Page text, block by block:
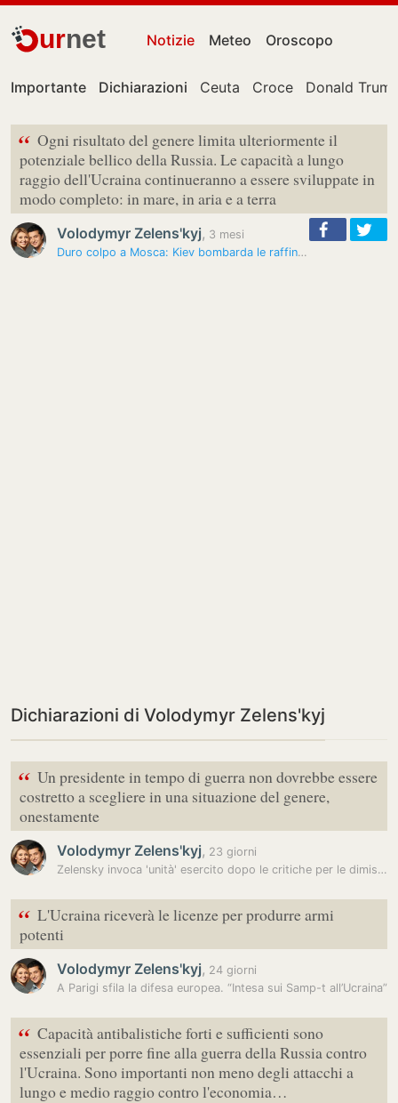
urnet Notizie Meteo Oroscopo
Importante Dichiarazioni Ceuta Croce Donald
“ Ogni risultato del genere limita ulteriormente il
potenziale bellico della Russia. Le capacità a lungo
raggio dell'Ucraina continueranno a essere sviluppate in
modo completo: in mare, in aria e a terra
Volodymyr Zelens'kyj, 3 mesi
Duro colpo a Mosca: Kiev bombarda le raffinerie russe
Dichiarazioni di Volodymyr Zelens'kyj
“ Un presidente in tempo di guerra non dovrebbe essere
costretto a scegliere in una situazione del genere,
onestamente
Volodymyr Zelens'kyj, 23 giorni
Zelensky invoca 'unità' esercito dopo le critiche per le dimissioni di…
“ L'Ucraina riceverà le licenze per produrre armi
potenti
Volodymyr Zelens'kyj, 24 giorni
A Parigi sfila la difesa europea. “Intesa sui Samp-t all’Ucraina”
“ Capacità antibalistiche forti e sufficienti sono
essenziali per porre fine alla guerra della Russia contro
l'Ucraina. Sono importanti non meno degli attacchi a
lungo e medio raggio contro l'economia…